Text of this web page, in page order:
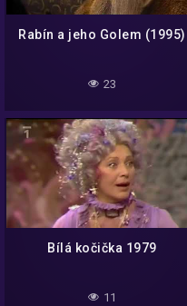
Rabín a jeho Golem (1995)
23
Bílá kočička 1979
11